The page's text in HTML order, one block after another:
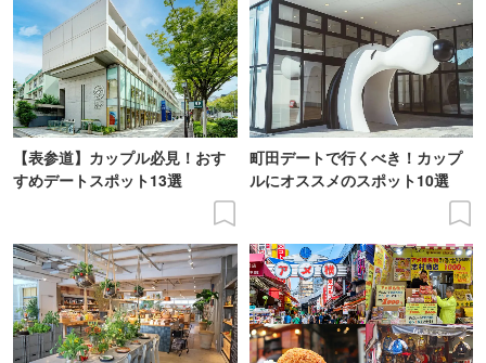
【表参道】カップル必見！おす
すめデートスポット13選
町田デートで行くべき！カップ
ルにオススメのスポット10選